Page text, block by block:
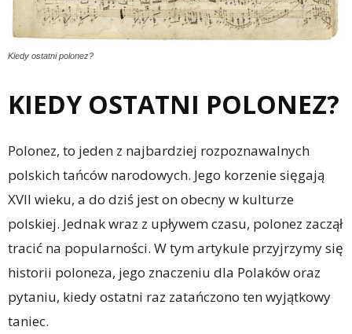
Kiedy ostatni polonez?
KIEDY OSTATNI POLONEZ?
Polonez, to jeden z najbardziej rozpoznawalnych
polskich tańców narodowych. Jego korzenie sięgają
XVII wieku, a do dziś jest on obecny w kulturze
polskiej. Jednak wraz z upływem czasu, polonez zaczął
tracić na popularności. W tym artykule przyjrzymy się
historii poloneza, jego znaczeniu dla Polaków oraz
pytaniu, kiedy ostatni raz zatańczono ten wyjątkowy
taniec.